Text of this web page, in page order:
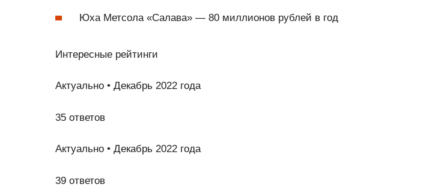
Юха Метсола «Салава» — 80 миллионов рублей в год
Интересные рейтинги
Актуально • Декабрь 2022 года
35 ответов
Актуально • Декабрь 2022 года
39 ответов